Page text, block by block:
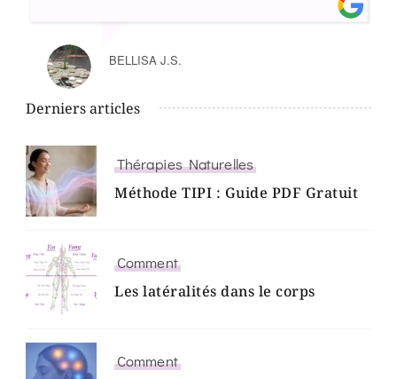
BELLISA J.S.
Derniers articles
Thérapies Naturelles
Méthode TIPI : Guide PDF Gratuit
Comment
Les latéralités dans le corps
Comment